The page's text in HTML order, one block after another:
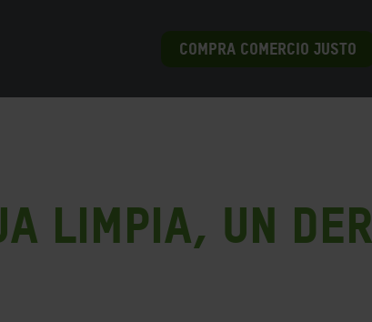
COMPRA COMERCIO JUSTO
limpia, un